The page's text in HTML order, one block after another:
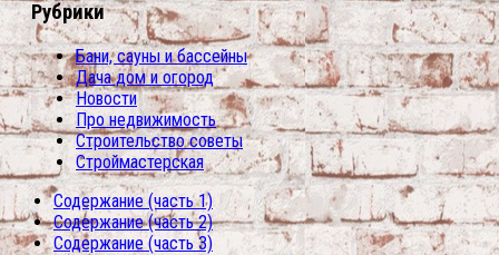
Рубрики
Бани, сауны и бассейны
Дача дом и огород
Новости
Про недвижимость
Строительство советы
Строймастерская
Содержание (часть 1)
Содержание (часть 2)
Содержание (часть 3)